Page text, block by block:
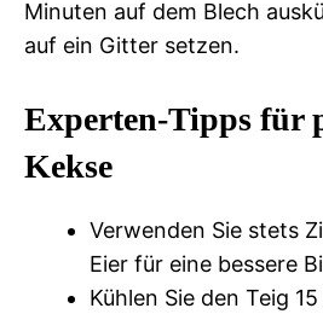
Minuten auf dem Blech
auf ein Gitter setzen.
Experten-Tipps für
Kekse
Verwenden Sie stets
Eier für eine bessere
Kühlen Sie den Teig